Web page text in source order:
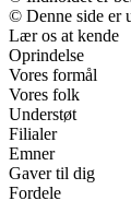
© Denne side er
Lær os at kende
Oprindelse
Vores formål
Vores folk
Understøt
Filialer
Emner
Gaver til dig
Fordele